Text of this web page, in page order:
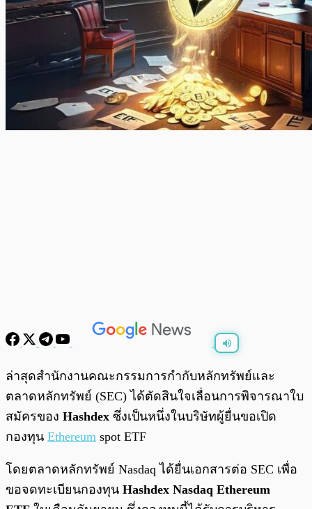
พร้อมเล่น 0:00/
ล่าสุดสำนักงานคณะกรรมการกำกับหลักทรัพย์และ
ตลาดหลักทรัพย์ (SEC) ได้ตัดสินใจเลื่อนการพิจารณาใบ
สมัครของ Hashdex ซึ่งเป็นหนึ่งในบริษัทผู้ยื่นขอเปิด
กองทุน Ethereum spot ETF
โดยตลาดหลักทรัพย์ Nasdaq ได้ยื่นเอกสารต่อ SEC เพื่อ
ขอจดทะเบียนกองทุน Hashdex Nasdaq Ethereum